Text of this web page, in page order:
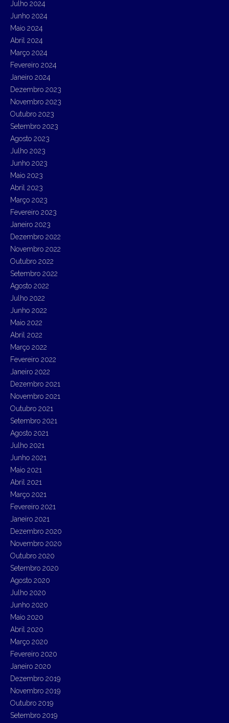
Julho 2024
Junho 2024
Maio 2024
Abril 2024
Março 2024
Fevereiro 2024
Janeiro 2024
Dezembro 2023
Novembro 2023
Outubro 2023
Setembro 2023
Agosto 2023
Julho 2023
Junho 2023
Maio 2023
Abril 2023
Março 2023
Fevereiro 2023
Janeiro 2023
Dezembro 2022
Novembro 2022
Outubro 2022
Setembro 2022
Agosto 2022
Julho 2022
Junho 2022
Maio 2022
Abril 2022
Março 2022
Fevereiro 2022
Janeiro 2022
Dezembro 2021
Novembro 2021
Outubro 2021
Setembro 2021
Agosto 2021
Julho 2021
Junho 2021
Maio 2021
Abril 2021
Março 2021
Fevereiro 2021
Janeiro 2021
Dezembro 2020
Novembro 2020
Outubro 2020
Setembro 2020
Agosto 2020
Julho 2020
Junho 2020
Maio 2020
Abril 2020
Março 2020
Fevereiro 2020
Janeiro 2020
Dezembro 2019
Novembro 2019
Outubro 2019
Setembro 2019